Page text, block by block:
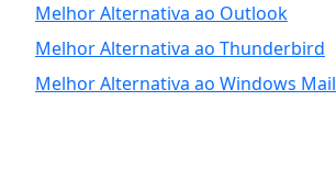
Melhor Alternativa ao Outlook
Melhor Alternativa ao Thunderbird
Melhor Alternativa ao Windows Mail